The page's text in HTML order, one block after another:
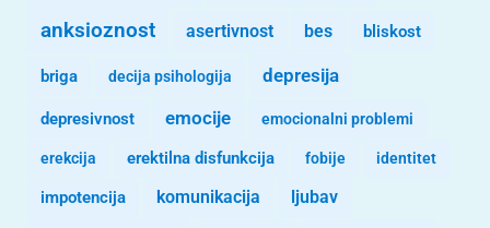
anksioznost asertivnost bes bliskost
briga decija psihologija depresija
depresivnost emocije emocionalni problemi
erekcija erektilna disfunkcija fobije identitet
impotencija komunikacija ljubav